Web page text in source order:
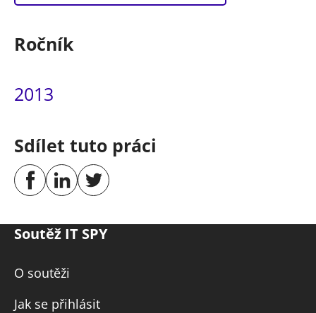
Ročník
2013
Sdílet tuto práci
Soutěž IT SPY
O soutěži
Jak se přihlásit